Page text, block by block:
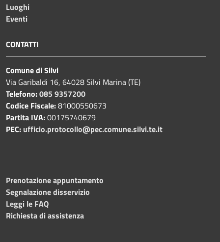
Luoghi
Eventi
CONTATTI
Comune di Silvi
Via Garibaldi 16, 64028 Silvi Marina (TE)
Telefono:085 9357200
Codice Fiscale:81000550673
Partita IVA:00175740679
PEC: ufficio.protocollo@pec.comune.silvi.te.it
Prenotazione appuntamento
Segnalazione disservizio
Leggi le FAQ
Richiesta di assistenza